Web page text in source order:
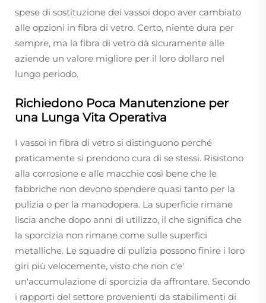
spese di sostituzione dei vassoi dopo aver cambiato
alle opzioni in fibra di vetro. Certo, niente dura per
sempre, ma la fibra di vetro dà sicuramente alle
aziende un valore migliore per il loro dollaro nel
lungo periodo.
Richiedono Poca Manutenzione per
una Lunga Vita Operativa
I vassoi in fibra di vetro si distinguono perché
praticamente si prendono cura di se stessi. Risistono
alla corrosione e alle macchie così bene che le
fabbriche non devono spendere quasi tanto per la
pulizia o per la manodopera. La superficie rimane
liscia anche dopo anni di utilizzo, il che significa che
la sporcizia non rimane come sulle superfici
metalliche. Le squadre di pulizia possono finire i loro
giri più velocemente, visto che non c'e'
un'accumulazione di sporcizia da affrontare. Secondo
i rapporti del settore provenienti da stabilimenti di